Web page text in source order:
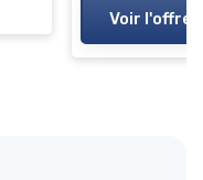
Voir l'offre